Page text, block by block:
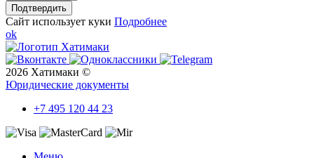
Подтвердить
Сайт использует куки Подробнее
ok
2026 Хатимаки ©
Юридические документы
+7 495 120 44 23